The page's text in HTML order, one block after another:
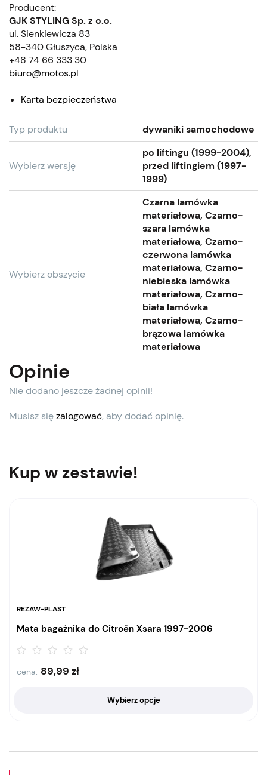
Producent:
GJK STYLING Sp. z o.o.
ul. Sienkiewicza 83
58-340 Głuszyca, Polska
+48 74 66 333 30
biuro@motos.pl
Karta bezpieczeństwa
Typ produktu dywaniki samochodowe
Wybierz wersję
po liftingu (1999-2004),
przed liftingiem (1997-
1999)
Wybierz obszycie
Czarna lamówka
materiałowa, Czarno-
szara lamówka
materiałowa, Czarno-
czerwona lamówka
materiałowa, Czarno-
niebieska lamówka
materiałowa, Czarno-
biała lamówka
materiałowa, Czarno-
brązowa lamówka
materiałowa
Opinie
Nie dodano jeszcze żadnej opinii!
Musisz sięzalogować, aby dodać opinię.
Kup w zestawie!
REZAW-PLAST
Mata bagażnika do Citroën Xsara 1997-2006
cena: 89,99 zł
Wybierz opcje